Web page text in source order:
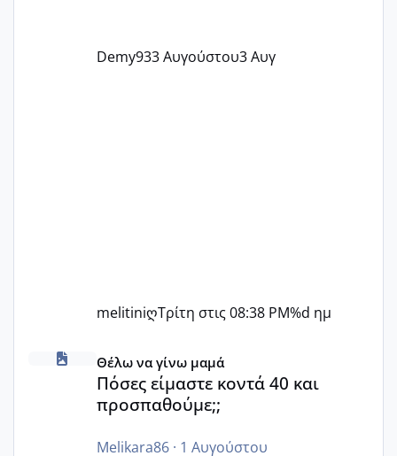
Demy933 Αυγούστου3 Αυγ
melitiniღΤρίτη στις 08:38 PM%d ημ
Πόσες είμαστε κοντά 40 και προσπαθούμε;;
Θέλω να γίνω μαμά
Πόσες είμαστε κοντά 40 και
προσπαθούμε;;
Melikara86· 1 Αυγούστου